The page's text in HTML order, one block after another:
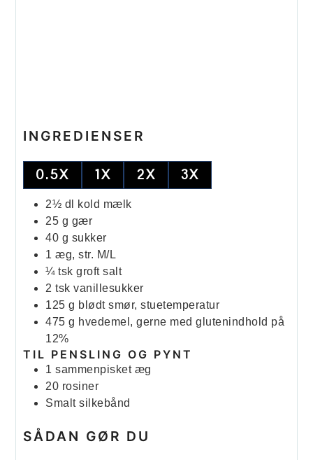
INGREDIENSER
0.5X 1X 2X 3X
2½ dl
kold mælk
25 g gær
40 g sukker
1 æg, str. M/L
¼ tsk groft salt
2 tsk vanillesukker
125 g blødt smør, stuetemperatur
475 g hvedemel, gerne med glutenindhold på
12%
TIL PENSLING OG PYNT
1 sammenpisket æg
20 rosiner
Smalt silkebånd
SÅDAN GØR DU